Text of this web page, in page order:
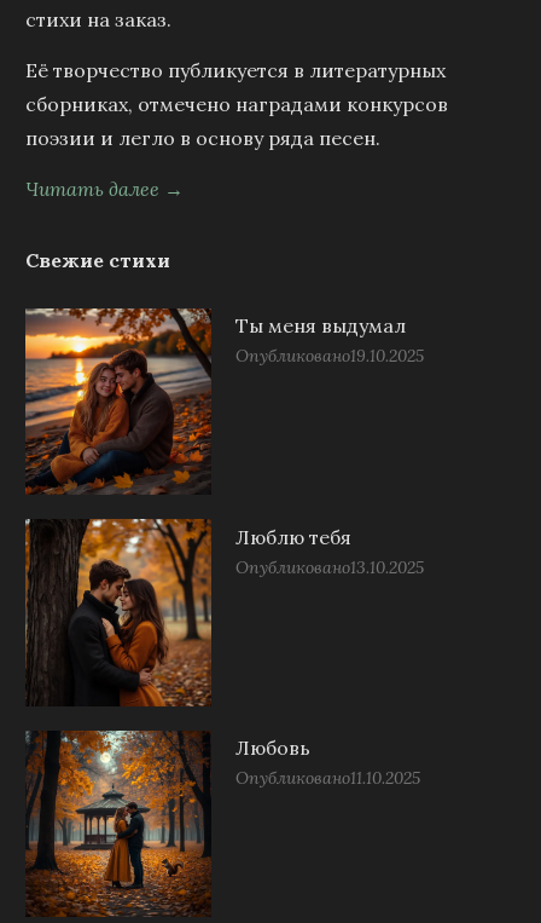
стихи на заказ.
Её творчество публикуется в литературных
сборниках, отмечено наградами конкурсов
поэзии и легло в основу ряда песен.
Читать далее →
Свежие стихи
Ты меня выдумал
Опубликовано19.10.2025
Люблю тебя
Опубликовано13.10.2025
Любовь
Опубликовано11.10.2025